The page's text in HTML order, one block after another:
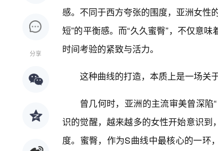
分享
感。不同于西方夸张的围度，亚洲女性
短”的平衡感。而“久久蜜臀”，不仅意
时间考验的紧致与活力。
这种曲线的打造，本质上是一场关
曾几何时，亚洲的主流审美曾深
识的觉醒，越来越多的女性开始意识
度。蜜臀，作为S曲线中最核心的一环